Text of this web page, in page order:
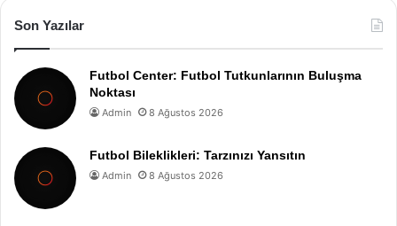
Son Yazılar
Futbol Center: Futbol Tutkunlarının Buluşma
Noktası
Admin 8 Ağustos 2026
Futbol Bileklikleri: Tarzınızı Yansıtın
Admin 8 Ağustos 2026